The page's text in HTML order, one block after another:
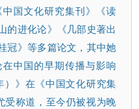
国文化研究集刊》《读
的进化论》《几部史著出
冠》等多篇论文，其中她
中国的早期传播与影响
）》在《中国文化研究集
受称道，至今仍被视为晚